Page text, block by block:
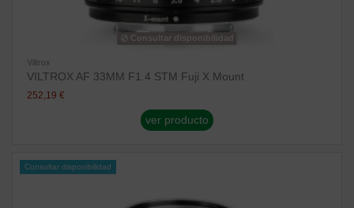
Consultar disponibilidad
Viltrox
VILTROX AF 33MM F1.4 STM Fuji X Mount
252,19 €
ver producto
Consultar disponibilidad